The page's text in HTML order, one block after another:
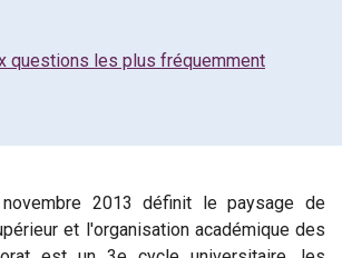
questions les plus fréquemment
2013 définit le paysage de
et l'organisation académique des